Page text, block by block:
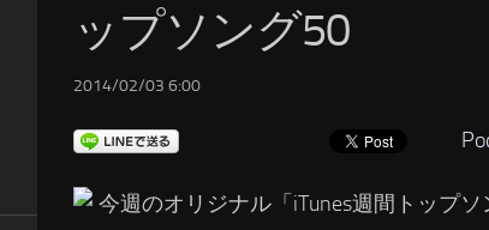
ップソング50
2014/02/03 6:00
今週のオリジナル「iTunes週間トップソ